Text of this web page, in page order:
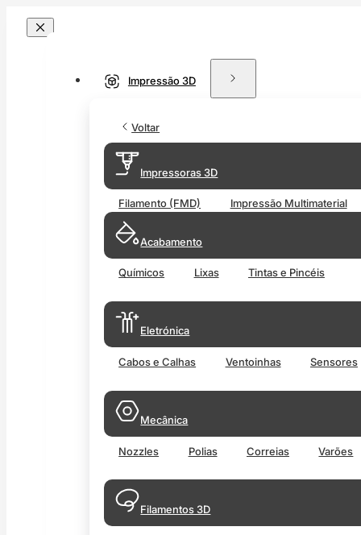
Impressão 3D
Voltar
Impressoras 3D
Filamento (FMD) Impressão Multimaterial
Acabamento
Químicos Lixas Tintas e Pincéis
Eletrónica
Cabos e Calhas Ventoinhas Sensores
Mecânica
Nozzles Polias Correias Varões
Filamentos 3D